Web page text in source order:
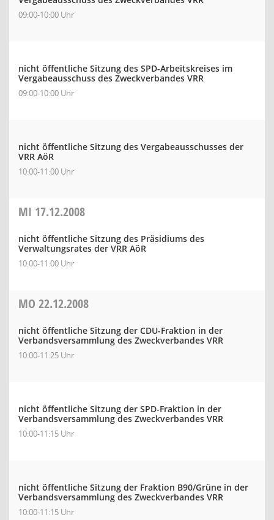
09:00-10:00 Uhr
nicht öffentliche Sitzung des SPD-Arbeitskreises im
Vergabeausschuss des Zweckverbandes VRR
09:00-10:00 Uhr
nicht öffentliche Sitzung des Vergabeausschusses der
VRR AöR
10:00-11:00 Uhr
MI 17.12.2008
nicht öffentliche Sitzung des Präsidiums des
Verwaltungsrates der VRR AöR
10:00-11:00 Uhr
MO 22.12.2008
nicht öffentliche Sitzung der CDU-Fraktion in der
Verbandsversammlung des Zweckverbandes VRR
10:00-11:25 Uhr
nicht öffentliche Sitzung der SPD-Fraktion in der
Verbandsversammlung des Zweckverbandes VRR
10:00-11:15 Uhr
nicht öffentliche Sitzung der Fraktion B90/Grüne in der
Verbandsversammlung des Zweckverbandes VRR
10:00-11:15 Uhr